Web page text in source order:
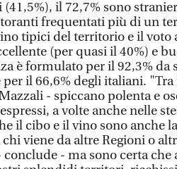
il 72,7% sono
frequentati più di un
tipici del territorio e il voto
(per quasi il 40%) e
è formulato per il 92,3% da
il 66,6% degli italiani.
- spiccano polenta e
a volte anche nelle
il cibo e il vino sono anche
viene da altre Regioni o
- ma sono certa